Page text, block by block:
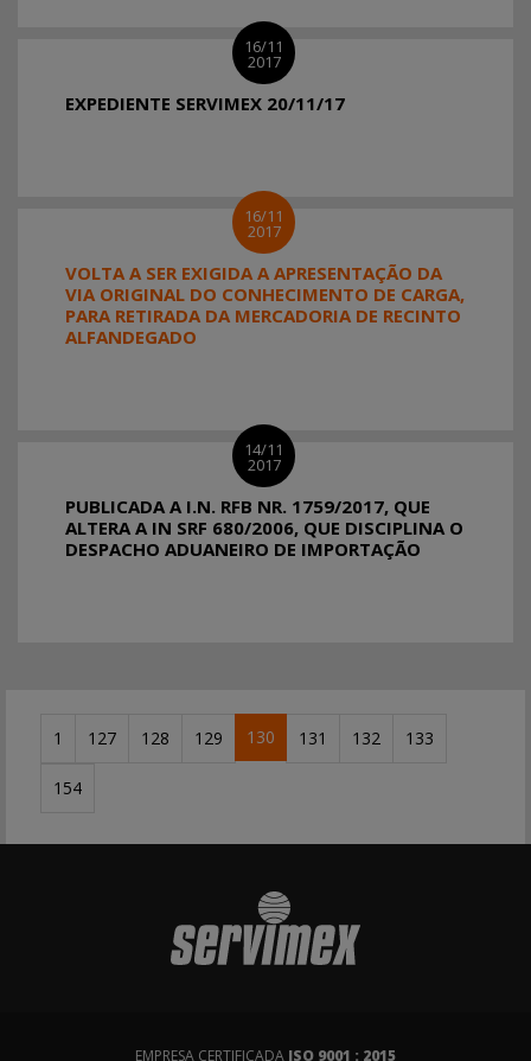
16/11
2017
EXPEDIENTE SERVIMEX 20/11/17
16/11
2017
VOLTA A SER EXIGIDA A APRESENTAÇÃO DA
VIA ORIGINAL DO CONHECIMENTO DE CARGA,
PARA RETIRADA DA MERCADORIA DE RECINTO
ALFANDEGADO
14/11
2017
PUBLICADA A I.N. RFB NR. 1759/2017, QUE
ALTERA A IN SRF 680/2006, QUE DISCIPLINA O
DESPACHO ADUANEIRO DE IMPORTAÇÃO
1 127 128 129 130 131 132 133
154
EMPRESA CERTIFICADA ISO 9001 : 2015